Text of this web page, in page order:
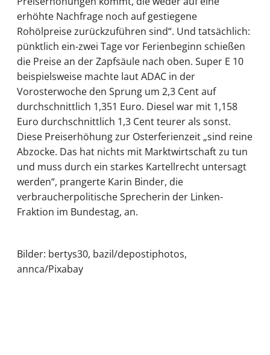
erhöhte Nachfrage noch auf gestiegene
Rohölpreise zurückzuführen sind“. Und tatsächlich:
pünktlich ein-zwei Tage vor Ferienbeginn schießen
die Preise an der Zapfsäule nach oben. Super E 10
beispielsweise machte laut ADAC in der
Vorosterwoche den Sprung um 2,3 Cent auf
durchschnittlich 1,351 Euro. Diesel war mit 1,158
Euro durchschnittlich 1,3 Cent teurer als sonst.
Diese Preiserhöhung zur Osterferienzeit „sind reine
Abzocke. Das hat nichts mit Marktwirtschaft zu tun
und muss durch ein starkes Kartellrecht untersagt
werden“, prangerte Karin Binder, die
verbraucherpolitische Sprecherin der Linken-
Fraktion im Bundestag, an.
Bilder: bertys30, bazil/depostiphotos,
annca/Pixabay